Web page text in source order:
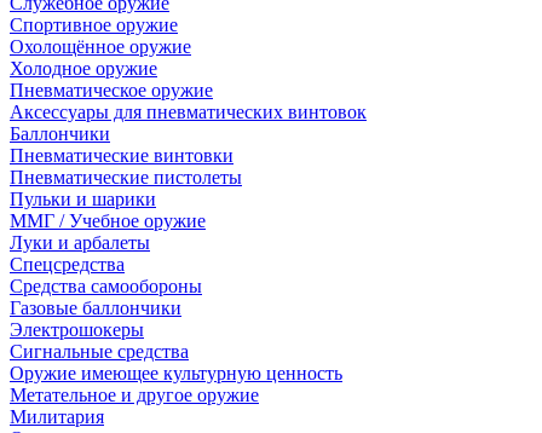
Спортивное оружие
Охолощённое оружие
Холодное оружие
Пневматическое оружие
Аксессуары для пневматических винтовок
Баллончики
Пневматические винтовки
Пневматические пистолеты
Пульки и шарики
ММГ / Учебное оружие
Луки и арбалеты
Спецсредства
Средства самообороны
Газовые баллончики
Электрошокеры
Сигнальные средства
Оружие имеющее культурную ценность
Метательное и другое оружие
Милитария